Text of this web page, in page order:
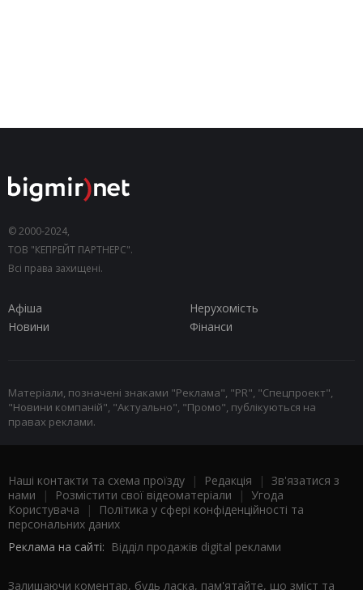
© 2000-2024,
ТОВ "КЕПРЕЙТ ПАРТНЕРС".
Всі права захищені.
Афіша
Нерухомість
Новини
Фінанси
Матеріали, позначені знаками "Реклама", "PR", "Спецпроект",
"Новини компаній", "Актуально", "Промо", публікуються на
правах реклами.
Наші контакти та схема проїзду | Редакція | Зв'язатися з
нами | Розмістити свої відеоматеріали | Угода
Користувача |
Політика у сфері конфіденційності та
персональних даних
Реклама на сайті: Відділ продажів digital реклами
Залишаючи коментар, будь ласка, пам'ятайте, що зміст та